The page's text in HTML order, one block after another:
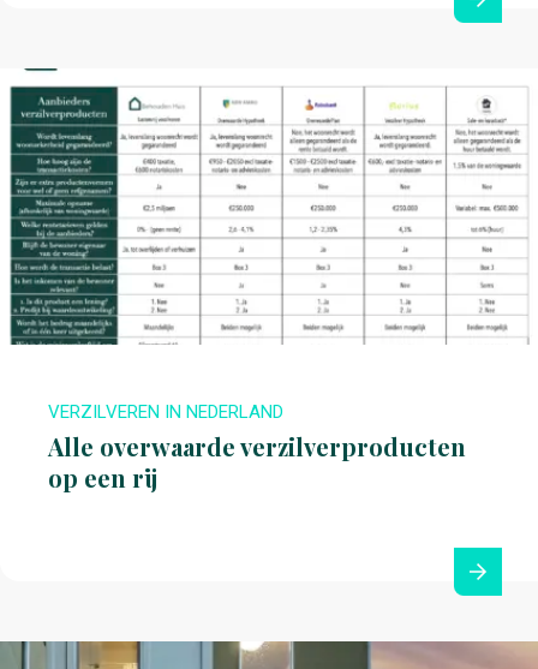
VERZILVEREN IN NEDERLAND
Alle overwaarde verzilverproducten
op een rij